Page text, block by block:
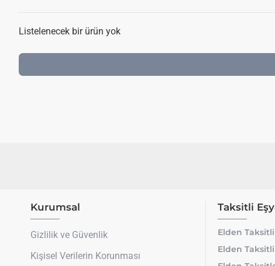
Listelenecek bir ürün yok
Kurumsal
Gizlilik ve Güvenlik
Kişisel Verilerin Korunması
Taksitli
Elden
Elden